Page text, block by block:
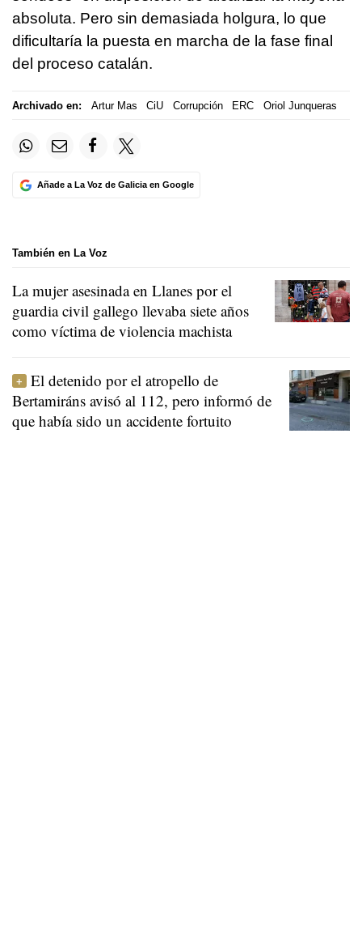
absoluta. Pero sin demasiada holgura, lo que
dificultaría la puesta en marcha de la fase final
del proceso catalán.
Archivado en: Artur Mas CiU Corrupción ERC Oriol Junqueras
Añade a La Voz de Galicia en Google
También en La Voz
La mujer asesinada en Llanes por el
guardia civil gallego llevaba siete años
como víctima de violencia machista
El detenido por el atropello de
Bertamiráns avisó al 112, pero informó de
que había sido un accidente fortuito